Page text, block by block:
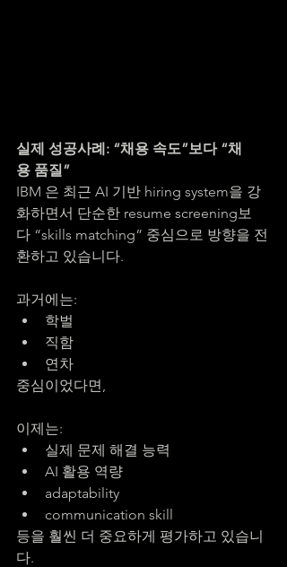
실제 성공사례: “채용 속도”보다 “채
용 품질”
IBM 은 최근 AI 기반 hiring system을 강
화하면서 단순한 resume screening보
다 “skills matching” 중심으로 방향을 전
환하고 있습니다.
과거에는:
학벌
직함
연차
중심이었다면,
이제는:
실제 문제 해결 능력
AI 활용 역량
adaptability
communication skill
등을 훨씬 더 중요하게 평가하고 있습니
다.